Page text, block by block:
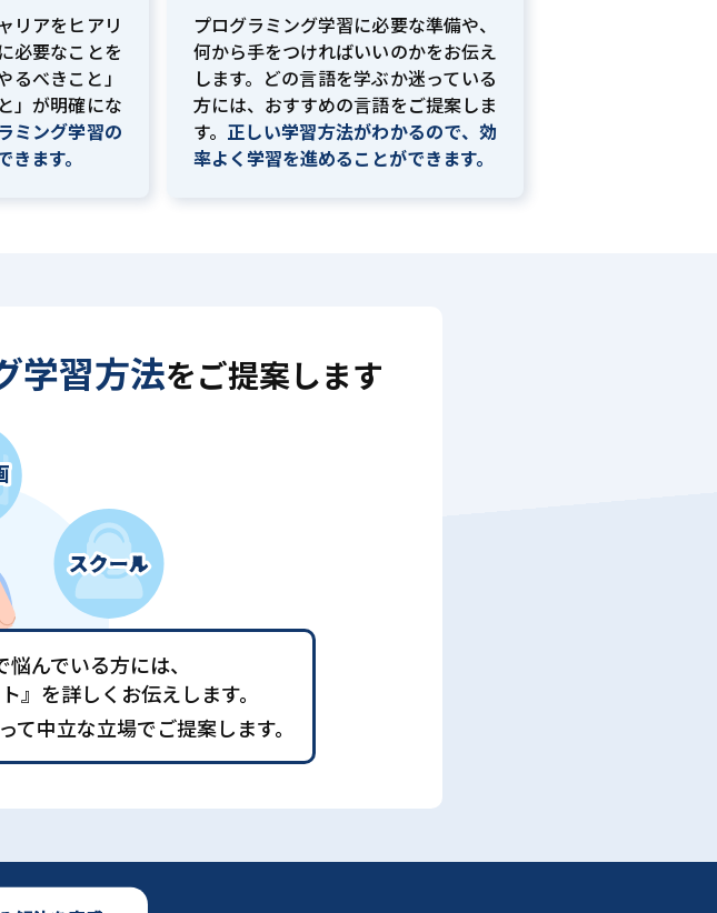
リアをヒアリ
必要なことを
るべきこと」
」が明確にな
ミング学習の
ます。
プログラミング学習に必要な準備や、
何から手をつければいいのかをお伝え
します。どの言語を学ぶか迷っている
方には、おすすめの言語をご提案しま
す。 正しい学習方法がわかるので、効
率よく学習を進めることができます。
学習方法をご提案します
んでいる方には、
』を詳しくお伝えします。
て中立な立場でご提案します。